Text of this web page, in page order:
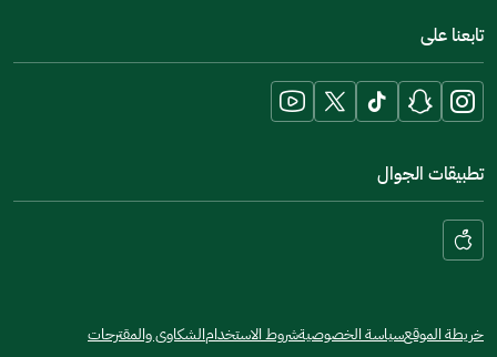
new
window)
تابعنا على
تطبيقات الجوال
خريطة الموقعسياسة الخصوصيةشروط الاستخدامالشكاوى والمقترحات